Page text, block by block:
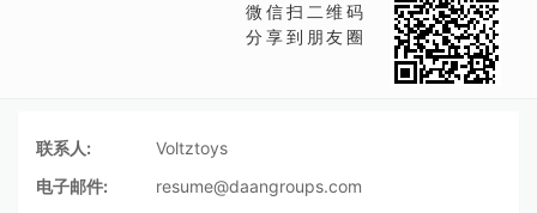
微信扫二维码
分享到朋友圈
联系人:
Voltztoys
电子邮件:
resume@daangroups.com